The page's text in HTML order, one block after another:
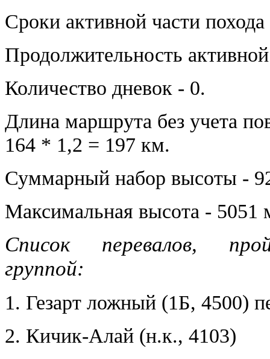
Сроки активной части
Продолжительность
Количество дневок - 0.
Длина маршрута без учета
164 * 1,2 = 197 км.
Суммарный набор высоты -
Максимальная высота - 5051
Список перевалов,
группой:
1. Гезарт ложный (1Б, 4500)
2. Кичик-Алай (н.к., 4103)